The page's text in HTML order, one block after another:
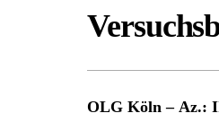
OLG Köln – Az.: